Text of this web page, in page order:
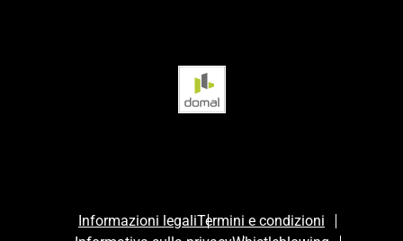
Informazioni legaliTermini e condizioni